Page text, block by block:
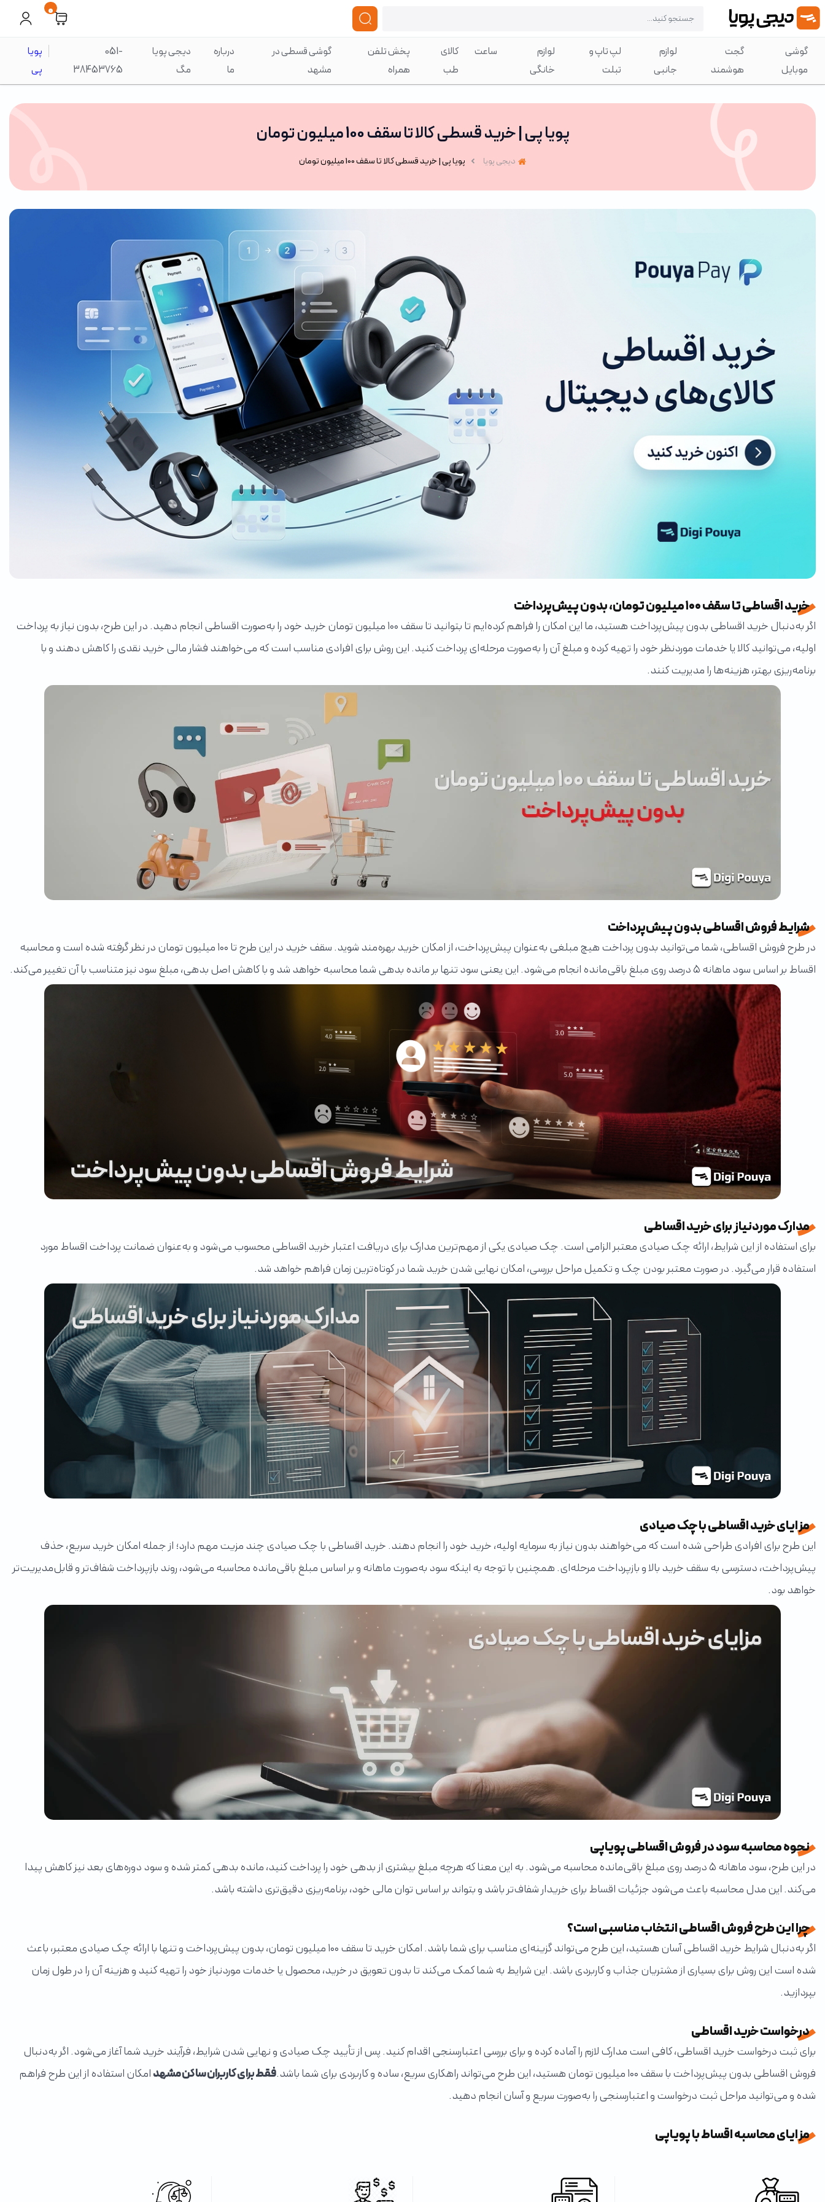
0
گوشی
موبایل
گجت
هوشمند
لوازم
جانبی
لپ تاپ و
تبلت
لوازم
خانگی
ساعت
کالای
طب
پخش تلفن
همراه
گوشی قسطی در
مشهد
درباره
ما
دیجی پویا
مگ
051-
38453765
پویا
پی
پویا پی | خرید قسطی کالا تا سقف 100 میلیون تومان
دیجی پویا پویا پی | خرید قسطی کالا تا سقف 100 میلیون تومان
خرید اقساطی تا سقف ۱۰۰ میلیون تومان، بدون پیش‌پرداخت
اگر به‌دنبال خرید اقساطی بدون پیش‌پرداخت هستید، ما این امکان را فراهم کرده‌ایم تا بتوانید تا سقف ۱۰۰ میلیون تومان خرید خود را به‌صورت اقساطی انجام دهید. در این طرح، بدون نیاز به پرداخت
اولیه، می‌توانید کالا یا خدمات موردنظر خود را تهیه کرده و مبلغ آن را به‌صورت مرحله‌ای پرداخت کنید. این روش برای افرادی مناسب است که می‌خواهند فشار مالی خرید نقدی را کاهش دهند و با
برنامه‌ریزی بهتر، هزینه‌ها را مدیریت کنند.
شرایط فروش اقساطی بدون پیش‌پرداخت
در طرح فروش اقساطی، شما می‌توانید بدون پرداخت هیچ مبلغی به‌عنوان پیش‌پرداخت، از امکان خرید بهره‌مند شوید. سقف خرید در این طرح تا ۱۰۰ میلیون تومان در نظر گرفته شده است و محاسبه
اقساط بر اساس سود ماهانه ۵ درصد روی مبلغ باقی‌مانده انجام می‌شود. این یعنی سود تنها بر مانده بدهی شما محاسبه خواهد شد و با کاهش اصل بدهی، مبلغ سود نیز متناسب با آن تغییر می‌کند.
مدارک موردنیاز برای خرید اقساطی
برای استفاده از این شرایط، ارائه چک صیادی معتبر الزامی است. چک صیادی یکی از مهم‌ترین مدارک برای دریافت اعتبار خرید اقساطی محسوب می‌شود و به‌عنوان ضمانت پرداخت اقساط مورد
استفاده قرار می‌گیرد. در صورت معتبر بودن چک و تکمیل مراحل بررسی، امکان نهایی شدن خرید شما در کوتاه‌ترین زمان فراهم خواهد شد.
مزایای خرید اقساطی با چک صیادی
این طرح برای افرادی طراحی شده است که می‌خواهند بدون نیاز به سرمایه اولیه، خرید خود را انجام دهند. خرید اقساطی با چک صیادی چند مزیت مهم دارد؛ از جمله امکان خرید سریع، حذف
پیش‌پرداخت، دسترسی به سقف خرید بالا و بازپرداخت مرحله‌ای. همچنین با توجه به اینکه سود به‌صورت ماهانه و بر اساس مبلغ باقی‌مانده محاسبه می‌شود، روند بازپرداخت شفاف‌تر و قابل‌مدیریت‌تر
خواهد بود.
نحوه محاسبه سود در فروش اقساطی پویاپی
در این طرح، سود ماهانه ۵ درصد روی مبلغ باقی‌مانده محاسبه می‌شود. به این معنا که هرچه مبلغ بیشتری از بدهی خود را پرداخت کنید، مانده بدهی کمتر شده و سود دوره‌های بعد نیز کاهش پیدا
می‌کند. این مدل محاسبه باعث می‌شود جزئیات اقساط برای خریدار شفاف‌تر باشد و بتواند بر اساس توان مالی خود، برنامه‌ریزی دقیق‌تری داشته باشد.
چرا این طرح فروش اقساطی انتخاب مناسبی است؟
اگر به‌دنبال شرایط خرید اقساطی آسان هستید، این طرح می‌تواند گزینه‌ای مناسب برای شما باشد. امکان خرید تا سقف ۱۰۰ میلیون تومان، بدون پیش‌پرداخت و تنها با ارائه چک صیادی معتبر، باعث
شده است این روش برای بسیاری از مشتریان جذاب و کاربردی باشد. این شرایط به شما کمک می‌کند تا بدون تعویق در خرید، محصول یا خدمات موردنیاز خود را تهیه کنید و هزینه آن را در طول زمان
بپردازید.
درخواست خرید اقساطی
برای ثبت درخواست خرید اقساطی، کافی است مدارک لازم را آماده کرده و برای بررسی اعتبارسنجی اقدام کنید. پس از تأیید چک صیادی و نهایی شدن شرایط، فرآیند خرید شما آغاز می‌شود. اگر به‌دنبال
فروش اقساطی بدون پیش‌پرداخت با سقف ۱۰۰ میلیون تومان هستید، این طرح می‌تواند راهکاری سریع، ساده و کاربردی برای شما باشد.
فقط برای کاربران ساکن مشهدامکان استفاده از این طرح فراهم
شده و می‌توانید مراحل ثبت درخواست و اعتبارسنجی را به‌صورت سریع و آسان انجام دهید.
مزایای محاسبه اقساط با پویاپی